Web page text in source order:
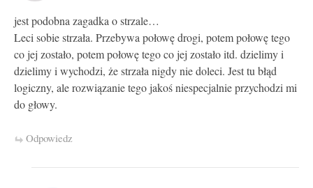
jest podobna zagadka o strzale…
Leci sobie strzała. Przebywa połowę drogi, potem połowę tego
co jej zostało, potem połowę tego co jej zostało itd. dzielimy i
dzielimy i wychodzi, że strzała nigdy nie doleci. Jest tu błąd
logiczny, ale rozwiązanie tego jakoś niespecjalnie przychodzi mi
do głowy.
Odpowiedz